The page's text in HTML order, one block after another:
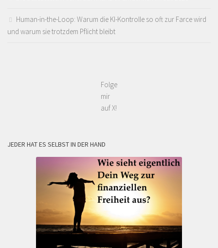
Human-in-the-Loop: Warum die KI-Kontrolle so oft zur Farce wird
und warum sie trotzdem Pflicht bleibt
Folge
mir
auf X!
JEDER HAT ES SELBST IN DER HAND